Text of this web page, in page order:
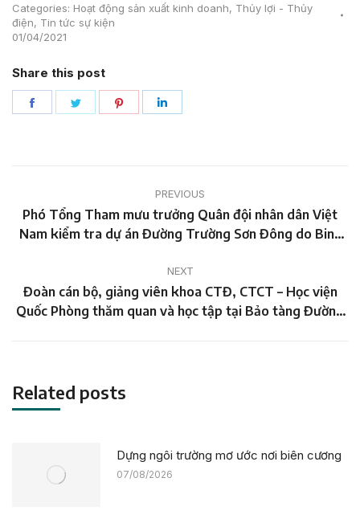
Categories: Hoạt động sản xuất kinh doanh, Thủy lợi - Thủy
điện, Tin tức sự kiện
01/04/2021
Share this post
Share
Share
Share
navigation
PREVIOUS
Previous
post:
Phó Tổng Tham mưu trưởng Quân đội nhân dân Việt
Nam kiểm tra dự án Đường Trường Sơn Đông do Binh
NEXT
Next
post:
Đoàn cán bộ, giảng viên khoa CTĐ, CTCT – Học viện
Quốc Phòng thăm quan và học tập tại Bảo tàng Đường
Related posts
Dựng ngôi trường mơ ước nơi biên cương
07/08/2026